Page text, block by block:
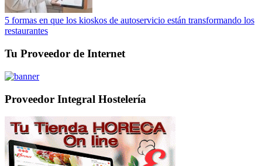
5 formas en que los kioskos de autoservicio están transformando los
restaurantes
Tu Proveedor de Internet
Proveedor Integral Hostelería